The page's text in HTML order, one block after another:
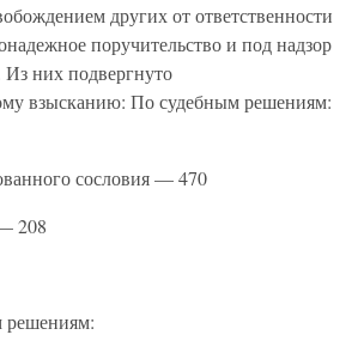
других от ответственности
поручительство и под надзор
них подвергнуто
взысканию: По судебным решениям:
сословия — 470
208
решениям: